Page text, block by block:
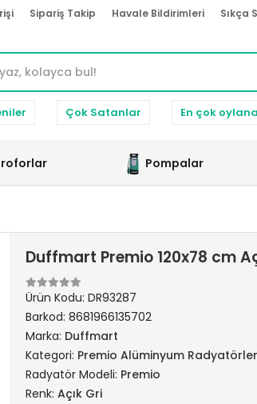
Sipariş Takip Havale Bildirimleri Sıkça
Çok Satanlar En çok
Pompalar
Duffmart Premio 120x78 cm
Ürün Kodu: DR93287
Barkod: 8681966135702
Marka: Duffmart
Kategori: Premio Alüminyum Radyatörler
Radyatör Modeli: Premio
Renk: Açık Gri